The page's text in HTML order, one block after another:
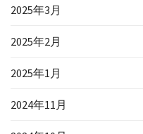
2025年3月
2025年2月
2025年1月
2024年11月